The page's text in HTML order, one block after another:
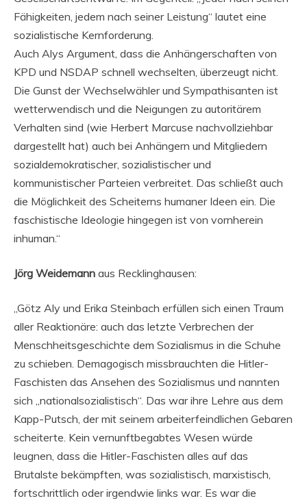
Fähigkeiten, jedem nach seiner Leistung“ lautet eine
sozialistische Kernforderung.
Auch Alys Argument, dass die Anhängerschaften von
KPD und NSDAP schnell wechselten, überzeugt nicht.
Die Gunst der Wechselwähler und Sympathisanten ist
wetterwendisch und die Neigungen zu autoritärem
Verhalten sind (wie Herbert Marcuse nachvollziehbar
dargestellt hat) auch bei Anhängern und Mitgliedern
sozialdemokratischer, sozialistischer und
kommunistischer Parteien verbreitet. Das schließt auch
die Möglichkeit des Scheiterns humaner Ideen ein. Die
faschistische Ideologie hingegen ist von vornherein
inhuman.“
Jörg Weidemann aus Recklinghausen:
„Götz Aly und Erika Steinbach erfüllen sich einen Traum
aller Reaktionäre: auch das letzte Verbrechen der
Menschheitsgeschichte dem Sozialismus in die Schuhe
zu schieben. Demagogisch missbrauchten die Hitler-
Faschisten das Ansehen des Sozialismus und nannten
sich „nationalsozialistisch“. Das war ihre Lehre aus dem
Kapp-Putsch, der mit seinem arbeiterfeindlichen Gebaren
scheiterte. Kein vernunftbegabtes Wesen würde
leugnen, dass die Hitler-Faschisten alles auf das
Brutalste bekämpften, was sozialistisch, marxistisch,
fortschrittlich oder irgendwie links war. Es war die